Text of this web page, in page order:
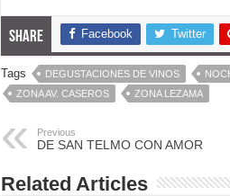
Share Facebook Twitter
Tags DEGUSTACIONES DE VINOS
ZONA AV. CASEROS
ZONA LEZAMA
Previous
DE SAN TELMO CON AMOR
Related Articles